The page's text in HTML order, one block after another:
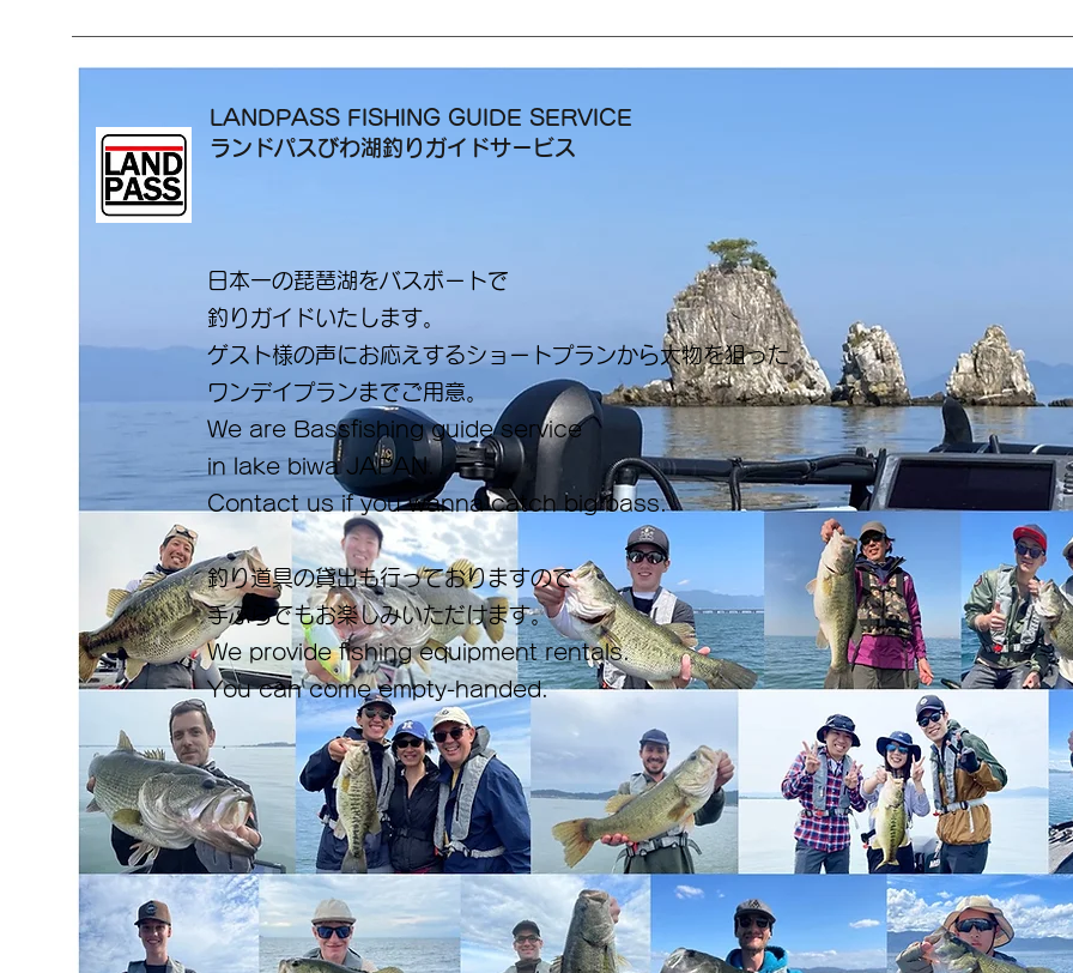
LANDPASS FISHING GUIDE SERVICE
ランドパスびわ湖釣りガイドサービス
日本一の琵琶湖をバスボートで
釣りガイドいたします。
​ゲスト様の声にお応えするショートプランから大物を狙った
ワンデイプランまでご用意。
​We are Bassfishing guide service
in lake biwa ​JAPAN.
Contact us if you wanna catch big bass.
釣り道具の貸出も行っておりますので
手ぶらでもお楽しみいただけます。
We provide fishing equipment rentals.
You can come empty-handed.